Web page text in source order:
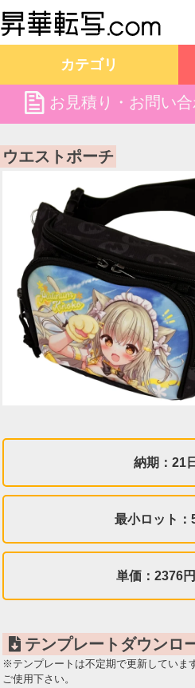
カテゴリ
file お見積り・お問い
昇華転写.com TOP 商品一覧 ウエス
ウエストポーチ
納期：21
最小ロット：
単価：2376
テンプレートダウンロ
※テンプレートは不定期で更新していま
ご使用下さい。